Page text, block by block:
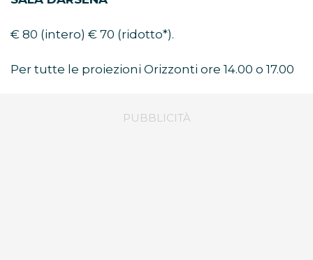
€ 80 (intero) € 70 (ridotto*).
Per tutte le proiezioni Orizzonti ore 14.00 o 17.00